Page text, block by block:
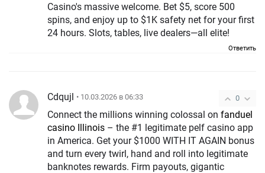
Casino's massive welcome. Bet $5, score 500
spins, and enjoy up to $1K safety net for your first
24 hours. Slots, tables, live dealers—all elite!
Ответить
0
Cdqujl • 10.03.2026 в 06:33
Connect the millions winning colossal on fanduel
casino Illinois
in America. Get your $1000 WITH IT AGAIN bonus
and turn every twirl, hand and roll into legitimate
banknotes rewards. Firm payouts, gigantic